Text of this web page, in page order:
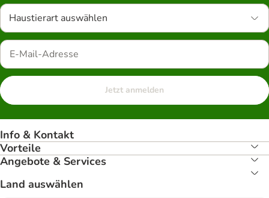
Haustierart auswählen
Jetzt anmelden
Info & Kontakt
Vorteile
Angebote & Services
Land auswählen